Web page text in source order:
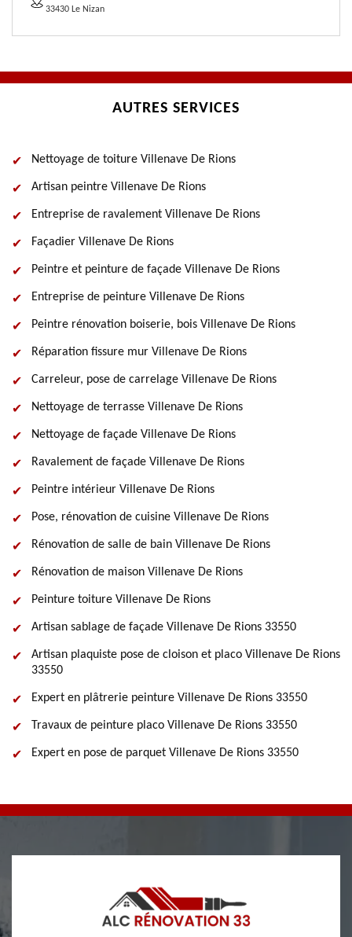
33430 Le Nizan
AUTRES SERVICES
Nettoyage de toiture Villenave De Rions
Artisan peintre Villenave De Rions
Entreprise de ravalement Villenave De Rions
Façadier Villenave De Rions
Peintre et peinture de façade Villenave De Rions
Entreprise de peinture Villenave De Rions
Peintre rénovation boiserie, bois Villenave De Rions
Réparation fissure mur Villenave De Rions
Carreleur, pose de carrelage Villenave De Rions
Nettoyage de terrasse Villenave De Rions
Nettoyage de façade Villenave De Rions
Ravalement de façade Villenave De Rions
Peintre intérieur Villenave De Rions
Pose, rénovation de cuisine Villenave De Rions
Rénovation de salle de bain Villenave De Rions
Rénovation de maison Villenave De Rions
Peinture toiture Villenave De Rions
Artisan sablage de façade Villenave De Rions 33550
Artisan plaquiste pose de cloison et placo Villenave De Rions
33550
Expert en plâtrerie peinture Villenave De Rions 33550
Travaux de peinture placo Villenave De Rions 33550
Expert en pose de parquet Villenave De Rions 33550